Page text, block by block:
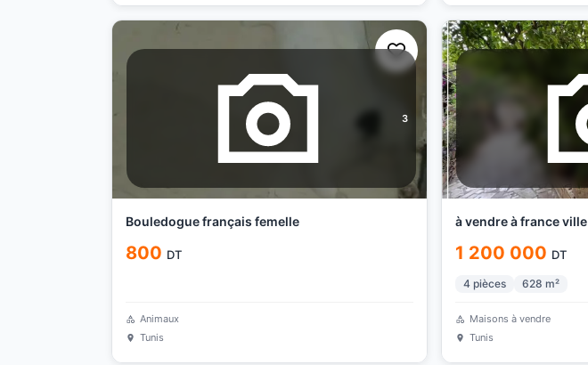
3
Bouledogue français femelle
800 DT
Animaux
Tunis
à vendre à france ville
1 200 000 DT
4 pièces 628 m²
Maisons à vendre
Tunis